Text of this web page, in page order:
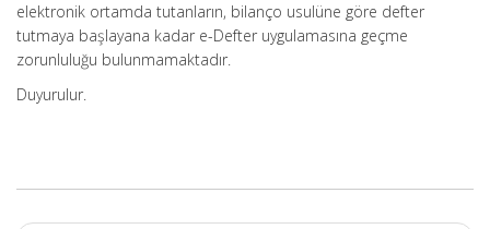
elektronik ortamda tutanların, bilanço usulüne göre defter
tutmaya başlayana kadar e-Defter uygulamasına geçme
zorunluluğu bulunmamaktadır.
Duyurulur.